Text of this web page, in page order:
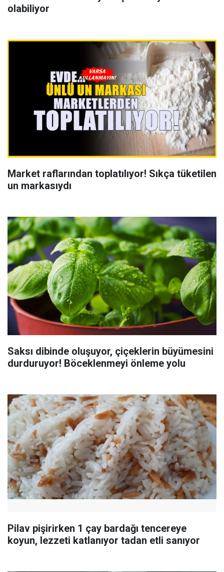
olabiliyor
Market raflarından toplatılıyor! Sıkça tüketilen
un markasıydı
Saksı dibinde oluşuyor, çiçeklerin büyümesini
durduruyor! Böceklenmeyi önleme yolu
Pilav pişirirken 1 çay bardağı tencereye
koyun, lezzeti katlanıyor tadan etli sanıyor